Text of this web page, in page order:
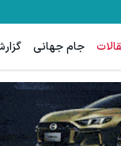
جام جهانی